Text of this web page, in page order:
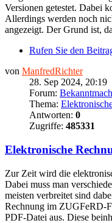
Versionen getestet. Dabei
Allerdings werden noch
angezeigt. Der Grund ist,
Rufen Sie den
von ManfredRichter
28. Sep 2024, 20:19
Forum:
Thema:
Antworten: 0
Zugriffe: 485331
Elektronische
Zur Zeit wird die
Dabei muss man
meisten verbreitet sind
Rechnung im ZUGFeRD-
PDF-Datei aus. Diese